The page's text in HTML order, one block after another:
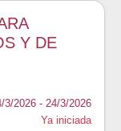
Y DE
3/2026 - 24/3/2026
Ya iniciada